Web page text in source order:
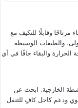
مرتاحًا وقابلًا للتكيف مع
والطبقات الوسيطة
الحرارة والبقاء جافًا في أي
الخارجية. ابحث عن
ودعم كاحل كافٍ للتنقل